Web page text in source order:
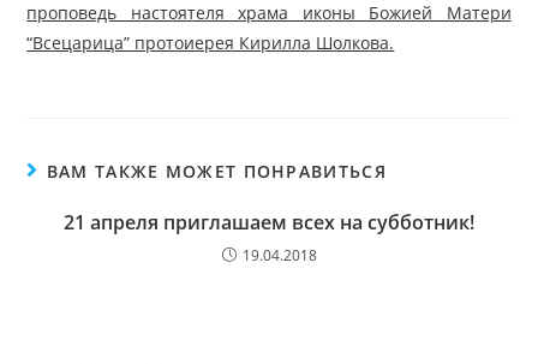
проповедь настоятеля храма иконы Божией Матери
“Всецарица” протоиерея Кирилла Шолкова.
ВАМ ТАКЖЕ МОЖЕТ ПОНРАВИТЬСЯ
21 апреля приглашаем всех на субботник!
19.04.2018